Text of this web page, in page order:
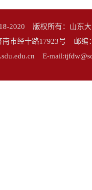
2020 版权所有：山东
南市经十路17923号 邮
E-